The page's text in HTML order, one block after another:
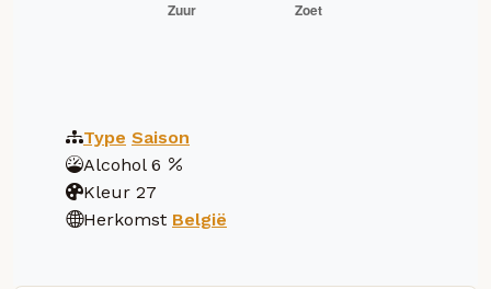
Type Saison
Alcohol 6
Kleur 27
Herkomst België